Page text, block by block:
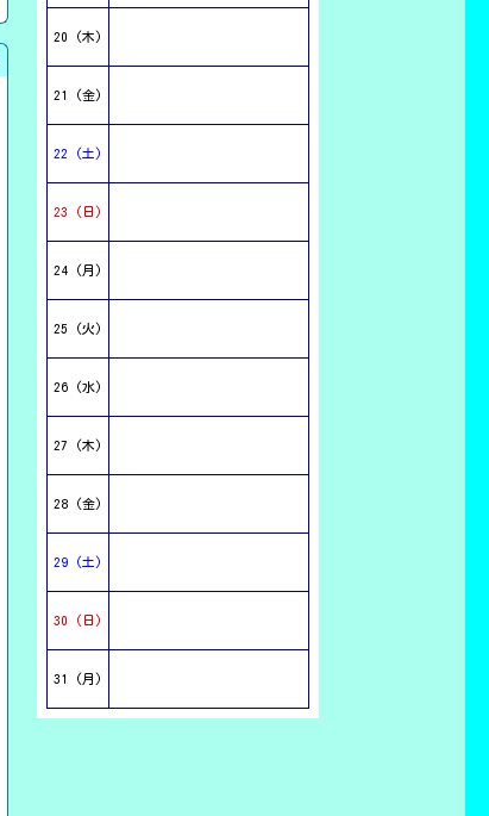
20 (木)
21 (金)
22 (土)
23 (日)
24 (月)
25 (火)
26 (水)
27 (木)
28 (金)
29 (土)
30 (日)
31 (月)
めたあと、麺を入れふたをし、麺を
やわらかくしてからいっきに混ぜ合
わせます。
GOOD